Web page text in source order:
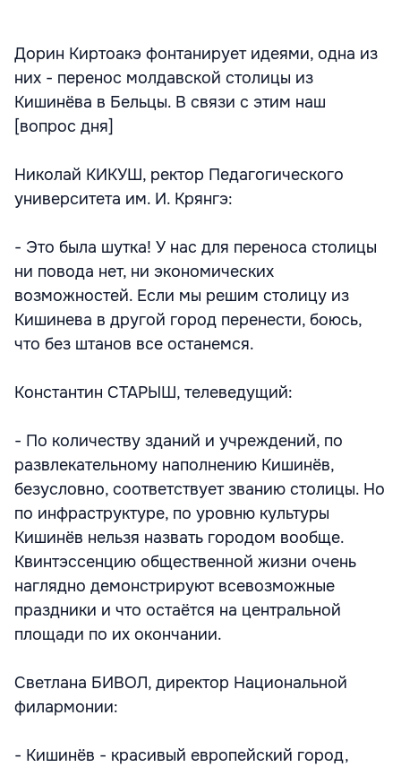
Дорин Киртоакэ фонтанирует идеями, одна из
них - перенос молдавской столицы из
Кишинёва в Бельцы. В связи с этим наш
[вопрос дня]
Николай КИКУШ, ректор Педагогического
университета им. И. Крянгэ:
- Это была шутка! У нас для переноса столицы
ни повода нет, ни экономических
возможностей. Если мы решим столицу из
Кишинева в другой город перенести, боюсь,
что без штанов все останемся.
Константин СТАРЫШ, телеведущий:
- По количеству зданий и учреждений, по
развлекательному наполнению Кишинёв,
безусловно, соответствует званию столицы. Но
по инфраструктуре, по уровню культуры
Кишинёв нельзя назвать городом вообще.
Квинтэссенцию общественной жизни очень
наглядно демонстрируют всевозможные
праздники и что остаётся на центральной
площади по их окончании.
Светлана БИВОЛ, директор Национальной
филармонии:
- Кишинёв - красивый европейский город,